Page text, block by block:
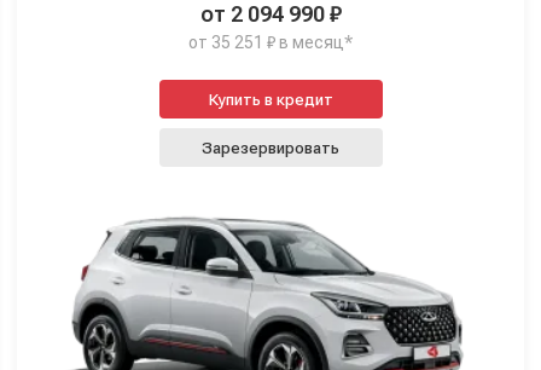
от 2 094 990 ₽
от 35 251 ₽ в месяц*
Купить в кредит
Зарезервировать